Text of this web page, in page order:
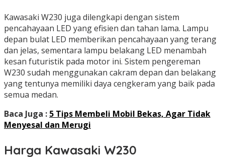
Kawasaki W230 juga dilengkapi dengan sistem
pencahayaan LED yang efisien dan tahan lama. Lampu
depan bulat LED memberikan pencahayaan yang terang
dan jelas, sementara lampu belakang LED menambah
kesan futuristik pada motor ini. Sistem pengereman
W230 sudah menggunakan cakram depan dan belakang
yang tentunya memiliki daya cengkeram yang baik pada
semua medan.
Baca Juga : 5 Tips Membeli Mobil Bekas, Agar Tidak
Menyesal dan Merugi
Harga Kawasaki W230